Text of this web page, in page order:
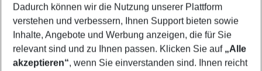
Mehr Filter anzeigen
Dadurch können wir die Nutzung unserer Plattform
verstehen und verbessern, Ihnen Support bieten sowie
Inhalte, Angebote und Werbung anzeigen, die für Sie
relevant sind und zu Ihnen passen. Klicken Sie auf „Alle
akzeptieren“, wenn Sie einverstanden sind. Ihnen reicht